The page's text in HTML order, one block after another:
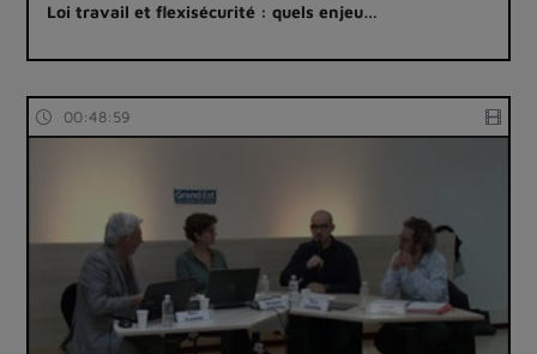
Loi travail et flexisécurité : quels enjeu…
00:48:59